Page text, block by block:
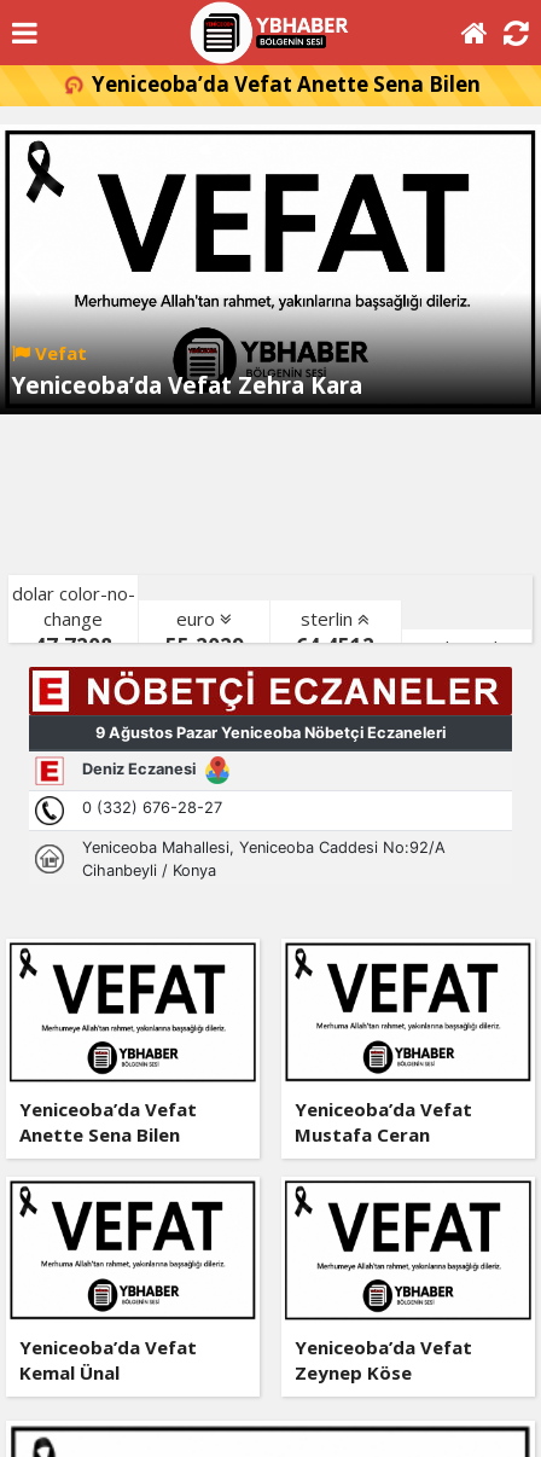
Yeniceoba’da Vefat Anette Sena Bilen
Vefat
Yeniceoba’da Vefat Zehra Kara
dolar color-no-
change
47,7208
euro
55,2029
sterlin
64,4512
gr. altın color-
bist color-
Yeniceoba’da Vefat
Anette Sena Bilen
Yeniceoba’da Vefat
Mustafa Ceran
Yeniceoba’da Vefat
Kemal Ünal
Yeniceoba’da Vefat
Zeynep Köse